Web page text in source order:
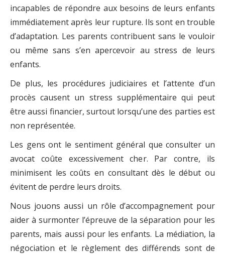
incapables de répondre aux besoins de leurs enfants
immédiatement après leur rupture. Ils sont en trouble
d’adaptation. Les parents contribuent sans le vouloir
ou même sans s’en apercevoir au stress de leurs
enfants.
De plus, les procédures judiciaires et l’attente d’un
procès causent un stress supplémentaire qui peut
être aussi financier, surtout lorsqu’une des parties est
non représentée.
Les gens ont le sentiment général que consulter un
avocat coûte excessivement cher. Par contre, ils
minimisent les coûts en consultant dès le début ou
évitent de perdre leurs droits.
Nous jouons aussi un rôle d’accompagnement pour
aider à surmonter l’épreuve de la séparation pour les
parents, mais aussi pour les enfants. La médiation, la
négociation et le règlement des différends sont de